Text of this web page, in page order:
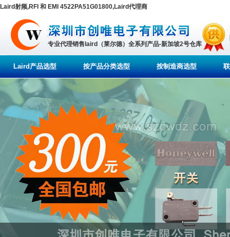
Laird射频,RFI 和 EMI 4522PA51G01800,Laird代理商
专业代理销售laird（莱尔德）全系列产品-新加坡2号仓库
Laird产品选型 按产品分类选型 按制造商选型